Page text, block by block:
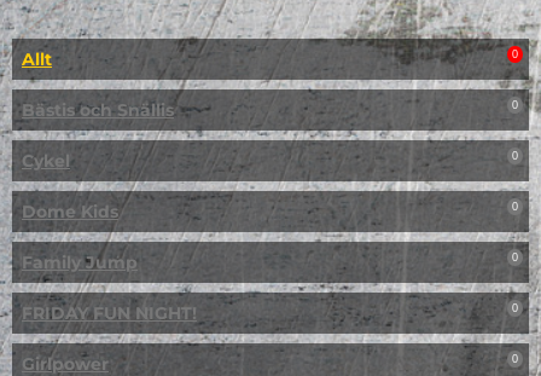
Allt 0
Bästis och Snällis 0
Cykel 0
Dome Kids 0
Family Jump 0
FRIDAY FUN NIGHT! 0
Girlpower 0